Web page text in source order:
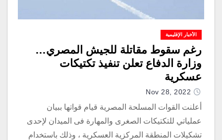
الأخبار الإقليمية
رغم سقوط مقاتلة للجيش المصري…
وزارة الدفاع تعلن تنفيذ تكتيكات
عسكرية
Nov 28, 2022
أعلنت القوات المسلحة المصرية قيام قواتها ببيان
عملياتي للتكتيكات الصغرى والمهارة فى الميدان لإحدى
تشكيلات المنطقة المركزية العسكرية ، وذلك باستخدام